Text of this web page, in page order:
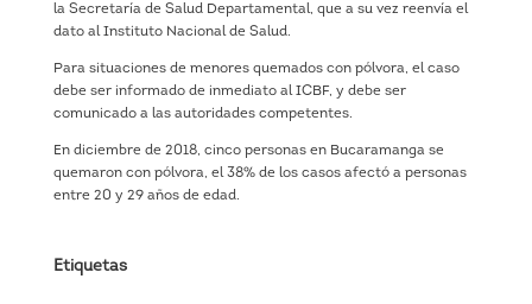
la Secretaría de Salud Departamental, que a su vez reenvía el
dato al Instituto Nacional de Salud.
Para situaciones de menores quemados con pólvora, el caso
debe ser informado de inmediato al ICBF, y debe ser
comunicado a las autoridades competentes.
En diciembre de 2018, cinco personas en Bucaramanga se
quemaron con pólvora, el 38% de los casos afectó a personas
entre 20 y 29 años de edad.
Etiquetas